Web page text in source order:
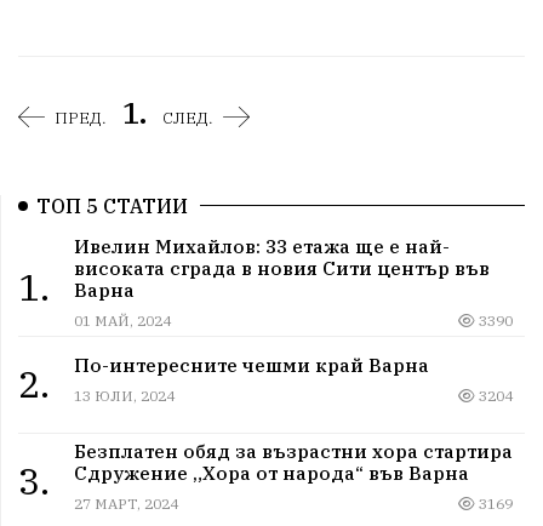
ПРЕД. 1. СЛЕД.
ТОП 5 СТАТИИ
1.
Ивелин Михайлов: 33 етажа ще е най-
високата сграда в новия Сити център във
Варна
01 МАЙ, 2024 3390
2. По-интересните чешми край Варна
13 ЮЛИ, 2024 3204
3.
Безплатен обяд за възрастни хора стартира
Сдружение „Хора от народа“ във Варна
27 МАРТ, 2024 3169